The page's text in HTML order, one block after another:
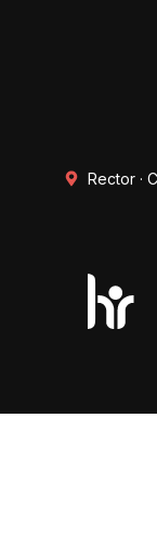
Rector ·